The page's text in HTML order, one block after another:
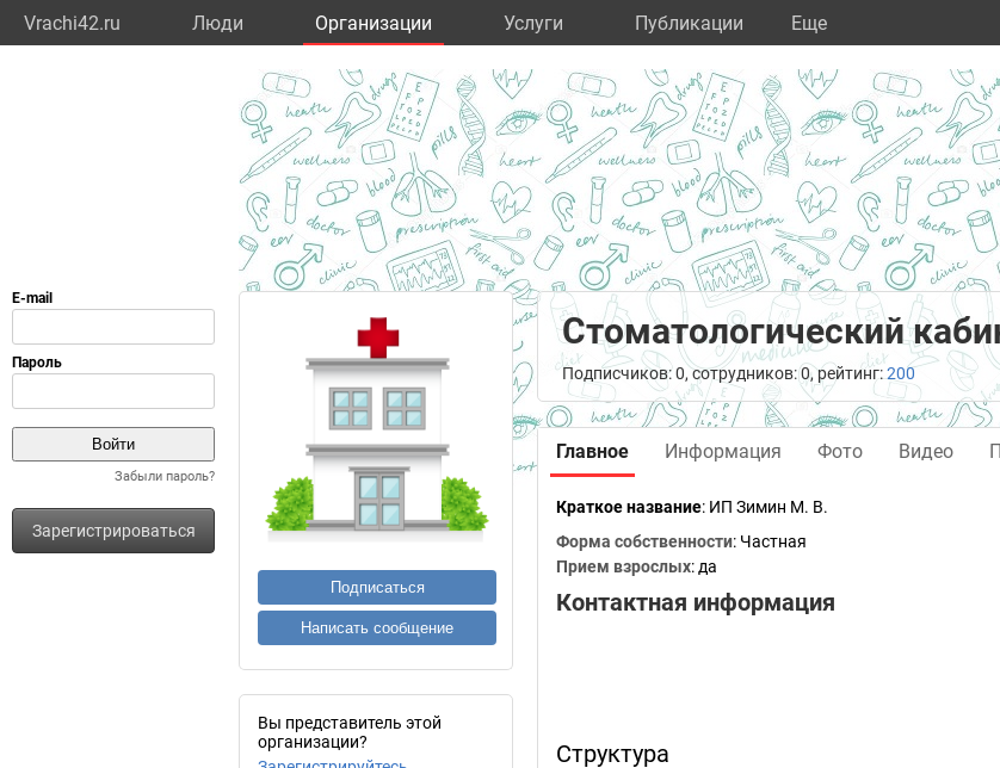
Vrachi42.ru Люди Организации Услуги Публикации Eще
Забыли пароль?
Зарегистрироваться
Подписаться
Написать сообщение
Вы представитель этой
организации?
Стоматологический
Подписчиков: 0, сотрудников: 0, рейтинг:200
Главное Информация Фото Видео
Краткое название: ИП Зимин М. В.
Форма собственности: Частная
Прием взрослых: да
Контактная информация
Структура